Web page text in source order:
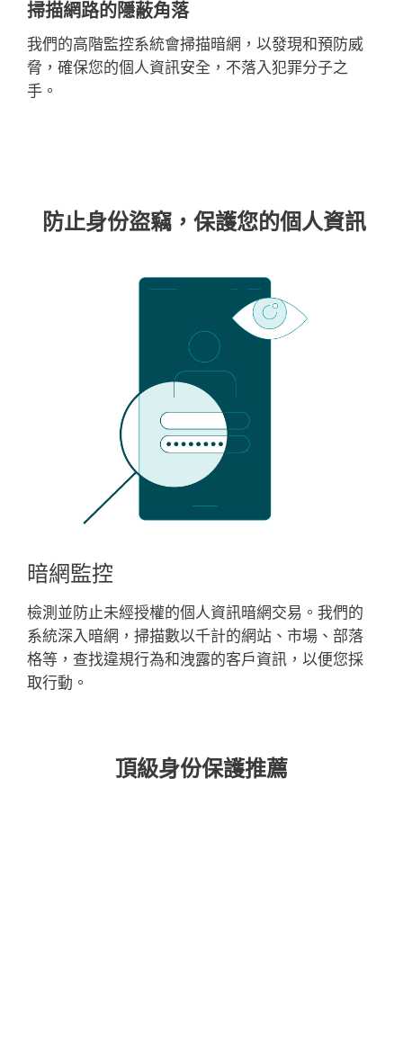
掃描網路的隱蔽角落
我們的高階監控系統會掃描暗網，以發現和預防威
脅，確保您的個人資訊安全，不落入犯罪分子之
手。
防止身份盜竊，保護您的個人資訊
暗網監控
檢測並防止未經授權的個人資訊暗網交易。我們的
系統深入暗網，掃描數以千計的網站、市場、部落
格等，查找違規行為和洩露的客戶資訊，以便您採
取行動。
頂級身份保護推薦